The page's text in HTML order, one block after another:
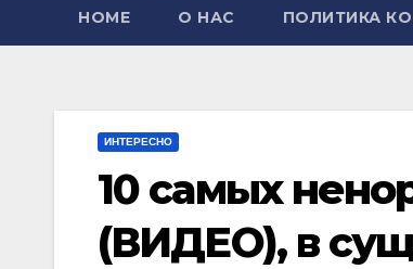
HOME О НАС ПОЛИТИКА
ИНТЕРЕСНО
10 самых
(ВИДЕО), в